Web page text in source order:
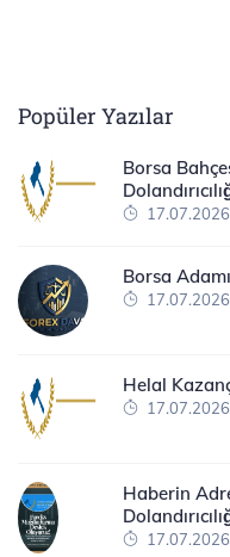
Popüler Yazılar
Borsa
Borsa
Helal
Haberin